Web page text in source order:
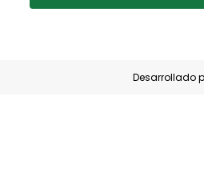
Desarrollado